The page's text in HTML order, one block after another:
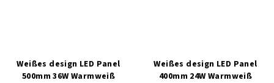
Weißes design LED Panel
500mm 36W Warmweiß
Weißes design LED Panel
400mm 24W Warmweiß